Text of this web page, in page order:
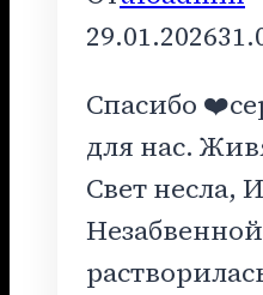
29.01.2026
Спасибо
для нас.
Свет несла,